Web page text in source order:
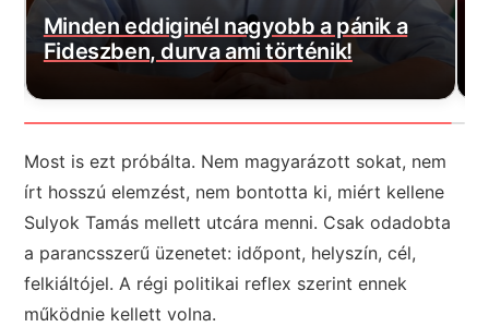
Orbánék által kötött kínai gigahitel
részleteit, ülj le mielőtt elolvasod
Most is ezt próbálta. Nem magyarázott sokat, nem
írt hosszú elemzést, nem bontotta ki, miért kellene
Sulyok Tamás mellett utcára menni. Csak odadobta
a parancsszerű üzenetet: időpont, helyszín, cél,
felkiáltójel. A régi politikai reflex szerint ennek
működnie kellett volna.